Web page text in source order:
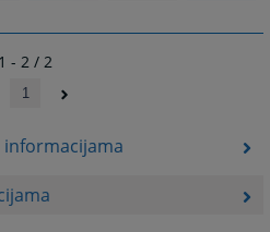
1 - 2 / 2
1